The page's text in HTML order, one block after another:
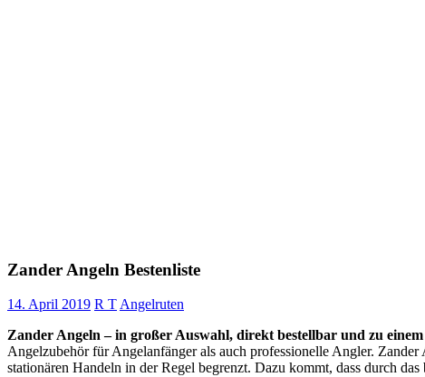
Zander Angeln Bestenliste
14. April 2019 R TAngelruten
Zander Angeln – in großer Auswahl, direkt bestellbar und zu
Angelzubehör für Angelanfänger als auch professionelle Angler.
stationären Handeln in der Regel begrenzt. Dazu kommt, dass durch